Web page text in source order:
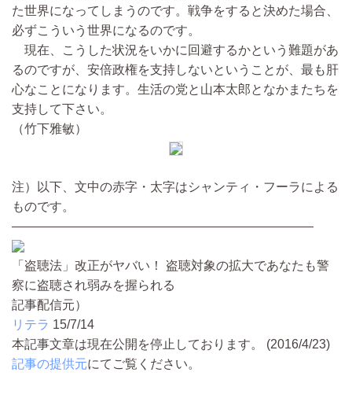
た世界になってしまうのです。戦争をすると決めた場合、
必ずこういう世界になるのです。
現在、こうした状況をいかに回避するかという難題があ
るのですが、安倍政権を支持しないということが、最も肝
心なことになります。生活の党と山本太郎となかまたちを
支持して下さい。
（竹下雅敏）
注）以下、文中の赤字・太字はシャンティ・フーラによる
ものです。
――――――――――――――――――――――――
「盗聴法」改正がヤバい！ 盗聴対象の拡大であなたも警
察に盗聴され弱みを握られる
記事配信元）
リテラ 15/7/14
本記事文章は現在公開を停止しております。 (2016/4/23)
記事の提供元にてご覧ください。